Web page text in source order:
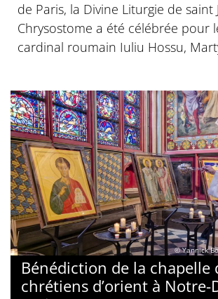
de Paris, la Divine Liturgie de saint
Chrysostome a été célébrée pour
cardinal roumain Iuliu Hossu,
© Yannick
Bénédiction de la chapelle
chrétiens d’orient à Notre-